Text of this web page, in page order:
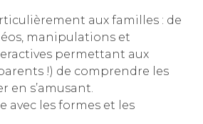
aux familles : de
manipulations et
permettant aux
!) de comprendre les
en s’amusant.
avec les formes et les